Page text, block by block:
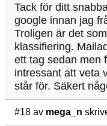
Tack för ditt
google innan jag
Troligen är det
klassifiering.
ett tag sedan men
intressant att veta
står för. Säkert
#18 av mega_n